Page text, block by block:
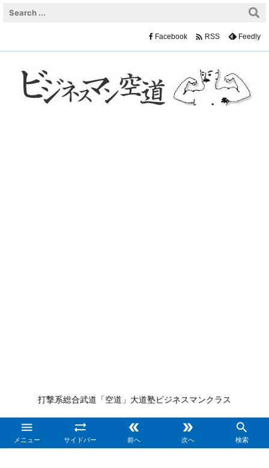
打撃系総合武道「空道」大道塾ビジネスマンクラス

メニュー

サイドバー

前へ

次へ

検索
Facebook  RSS Feedly